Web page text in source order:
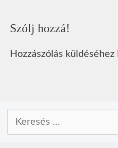
Szólj hozzá!
Hozzászólás küldéséhez